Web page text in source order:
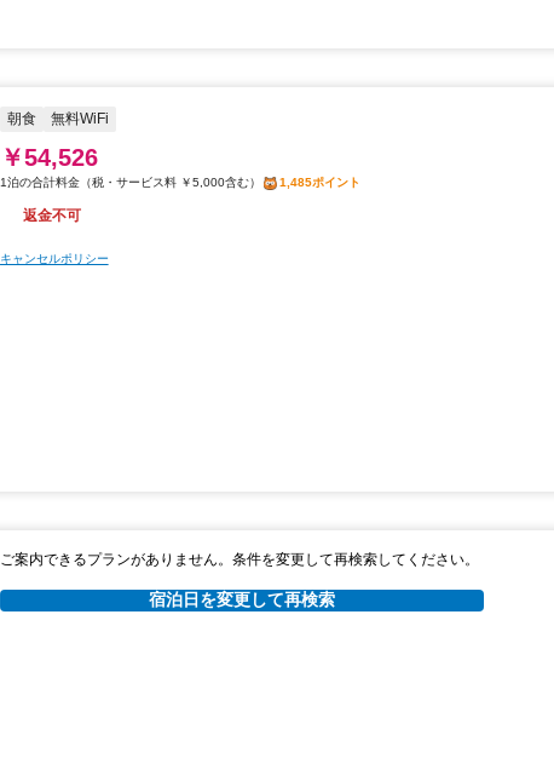
朝食 無料WiFi
￥54,526
税・サービス料 ￥5,000含む 1,485ポイント
返金不可
キャンセルポリシー
ご案内できるプランがありません。条件を変更して再検索してください。
宿泊日を変更して再検索